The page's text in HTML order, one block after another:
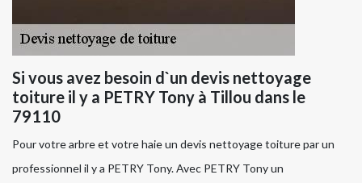
Si vous avez besoin d`un devis nettoyage
toiture il y a PETRY Tony à Tillou dans le
79110
Pour votre arbre et votre haie un devis nettoyage toiture par un
professionnel il y a PETRY Tony. Avec PETRY Tony un